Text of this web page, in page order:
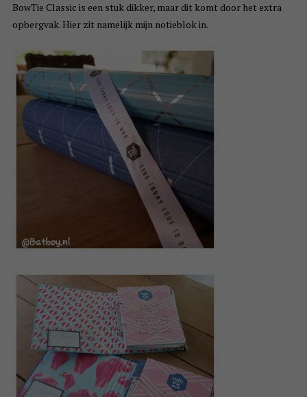
BowTie Classic is een stuk dikker, maar dit komt door het extra
opbergvak. Hier zit namelijk mijn notieblok in.